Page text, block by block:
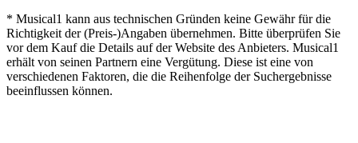
* Musical1 kann aus technischen Gründen keine Gewähr für die
Richtigkeit der (Preis-)Angaben übernehmen. Bitte überprüfen Sie
vor dem Kauf die Details auf der Website des Anbieters. Musical1
erhält von seinen Partnern eine Vergütung. Diese ist eine von
verschiedenen Faktoren, die die Reihenfolge der Suchergebnisse
beeinflussen können.